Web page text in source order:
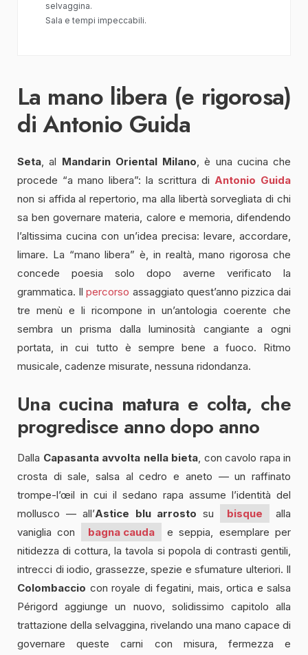
selvaggina.
Sala e tempi impeccabili.
La mano libera (e rigorosa)
di Antonio Guida
Seta, al Mandarin Oriental Milano, è una cucina che
procede “a mano libera”: la scrittura di Antonio Guida
non si affida al repertorio, ma alla libertà sorvegliata di chi
sa ben governare materia, calore e memoria, difendendo
l’altissima cucina con un’idea precisa: levare, accordare,
limare. La “mano libera” è, in realtà, mano rigorosa che
concede poesia solo dopo averne verificato la
grammatica. Ilpercorso assaggiato quest’anno pizzica dai
tre menù e li ricompone in un’antologia coerente che
sembra un prisma dalla luminosità cangiante a ogni
portata, in cui tutto è sempre bene a fuoco. Ritmo
musicale, cadenze misurate, nessuna ridondanza.
Una cucina matura e colta, che
progredisce anno dopo anno
Dalla Capasanta avvolta nella bieta, con cavolo rapa in
crosta di sale, salsa al cedro e aneto — un raffinato
trompe-l’œil in cui il sedano rapa assume l’identità del
mollusco — all’Astice blu arrosto su bisque
alla
vaniglia con
bagna cauda
e seppia, esemplare per
nitidezza di cottura, la tavola si popola di contrasti gentili,
intrecci di iodio, grassezze, spezie e sfumature ulteriori. Il
Colombaccio con royale di fegatini, mais, ortica e salsa
Périgord aggiunge un nuovo, solidissimo capitolo alla
trattazione della selvaggina, rivelando una mano capace di
governare queste carni con misura, fermezza e